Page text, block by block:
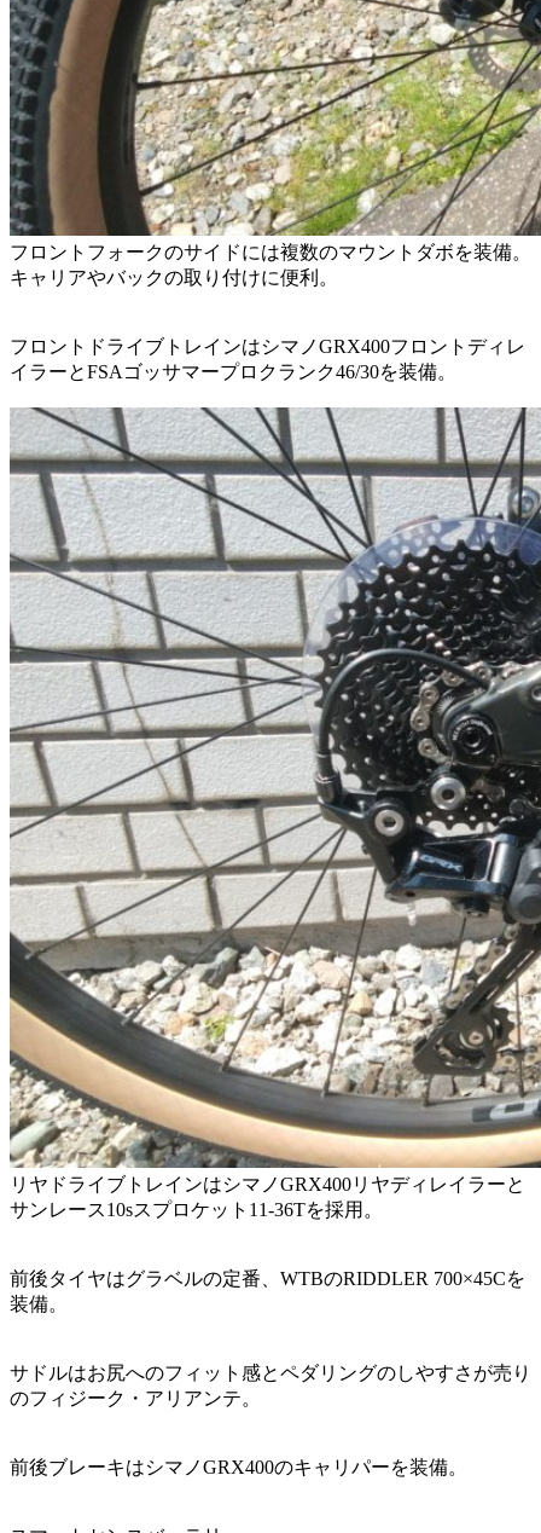
フロントフォークのサイドには複数のマウントダボを装備。
キャリアやバックの取り付けに便利。
フロントドライブトレインはシマノGRX400フロントディレ
イラーとFSAゴッサマープロクランク46/30を装備。
リヤドライブトレインはシマノGRX400リヤディレイラーと
サンレース10sスプロケット11-36Tを採用。
前後タイヤはグラベルの定番、WTBのRIDDLER 700×45Cを
装備。
サドルはお尻へのフィット感とペダリングのしやすさが売り
のフィジーク・アリアンテ。
前後ブレーキはシマノGRX400のキャリパーを装備。